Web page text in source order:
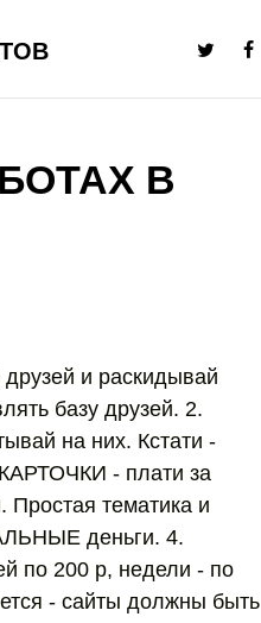
В
и раскидывай
базу друзей. 2.
на них. Кстати -
- плати за
тематика и
деньги. 4.
по 200 р, недели - по
- сайты должны быть